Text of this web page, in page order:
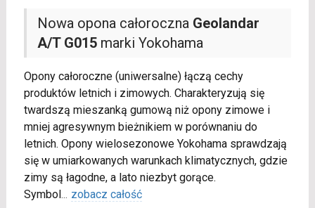
Nowa opona całoroczna Geolandar
A/T G015marki Yokohama
Opony całoroczne (uniwersalne) łączą cechy
produktów letnich i zimowych. Charakteryzują się
twardszą mieszanką gumową niż opony zimowe i
mniej agresywnym bieżnikiem w porównaniu do
letnich. Opony wielosezonowe Yokohama sprawdzają
się w umiarkowanych warunkach klimatycznych, gdzie
zimy są łagodne, a lato niezbyt gorące.
Symbol... zobacz całość